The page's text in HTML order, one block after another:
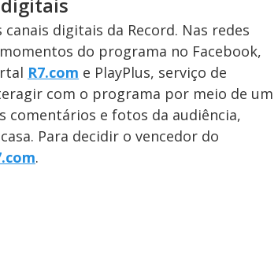
digitais da Record. Nas redes
do programa no Facebook,
R7.com e PlayPlus, serviço de
com o programa por meio de um
comentários e fotos da audiência,
Para decidir o vencedor do
.